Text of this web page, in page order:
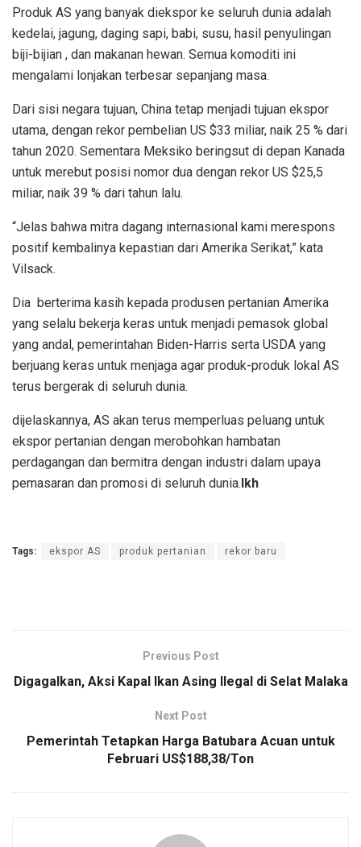
Produk AS yang banyak diekspor ke seluruh dunia adalah
kedelai, jagung, daging sapi, babi, susu, hasil penyulingan
biji-bijian , dan makanan hewan. Semua komoditi ini
mengalami lonjakan terbesar sepanjang masa.
Dari sisi negara tujuan, China tetap menjadi tujuan ekspor
utama, dengan rekor pembelian US $33 miliar, naik 25 % dari
tahun 2020. Sementara Meksiko beringsut di depan Kanada
untuk merebut posisi nomor dua dengan rekor US $25,5
miliar, naik 39 % dari tahun lalu.
“Jelas bahwa mitra dagang internasional kami merespons
positif kembalinya kepastian dari Amerika Serikat,” kata
Vilsack.
Dia berterima kasih kepada produsen pertanian Amerika
yang selalu bekerja keras untuk menjadi pemasok global
yang andal, pemerintahan Biden-Harris serta USDA yang
berjuang keras untuk menjaga agar produk-produk lokal AS
terus bergerak di seluruh dunia.
dijelaskannya, AS akan terus memperluas peluang untuk
ekspor pertanian dengan merobohkan hambatan
perdagangan dan bermitra dengan industri dalam upaya
pemasaran dan promosi di seluruh dunia.Ikh
Tags: ekspor AS produk pertanian rekor baru
Previous Post
Digagalkan, Aksi Kapal Ikan Asing Ilegal di Selat Malaka
Next Post
Pemerintah Tetapkan Harga Batubara Acuan untuk
Februari US$188,38/Ton